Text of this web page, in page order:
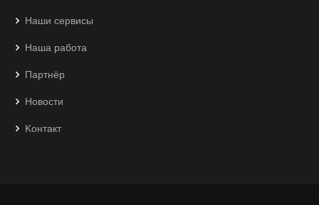
Наши сервисы
Наша работа
Партнёр
Новости
Kонтакт